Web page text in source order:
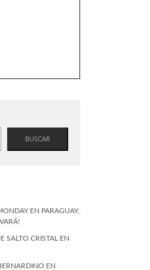
BUSCAR
EN PARAGUAY,
SALTO CRISTAL EN
EN